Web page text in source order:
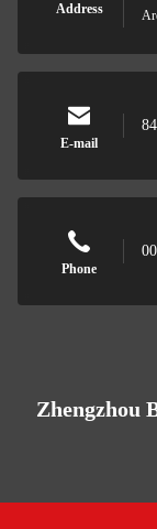
Address
E-mail
Phone
Zhengzhou